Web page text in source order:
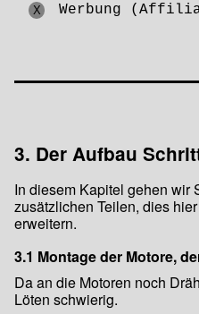
X Werbung
3. Der Aufbau
In diesem Kapitel gehen wir
zusätzlichen Teilen, dies
erweitern.
3.1 Montage der Motore,
Da an die Motoren noch
Löten schwierig.